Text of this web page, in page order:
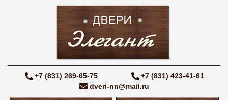
+7 (831) 269-65-75
+7 (831) 423-41-61
dveri-nn@mail.ru